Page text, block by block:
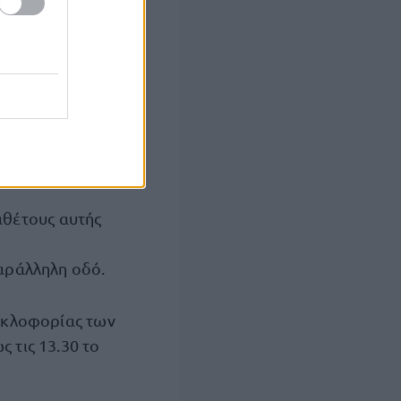
Σοφίας, η
αυτής
οδό.
των
τις 13.30 το